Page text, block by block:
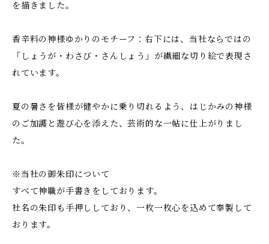
を描きました。
香辛料の神様ゆかりのモチーフ：右下には、当社ならではの
「しょうが・わさび・さんしょう」が繊細な切り絵で表現さ
れています。
夏の暑さを皆様が健やかに乗り切れるよう、はじかみの神様
のご加護と遊び心を添えた、芸術的な一帖に仕上がりまし
た。
※当社の御朱印について
すべて神職が手書きをしております。
社名の朱印も手押ししており、一枚一枚心を込めて奉製して
おります。